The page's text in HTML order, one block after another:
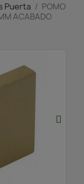
Puerta
POMO
ACABADO